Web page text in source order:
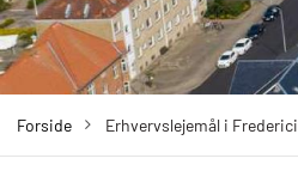
Brødkrumme
Forside Erhvervslejemål i